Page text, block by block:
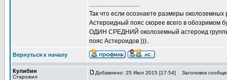
.................................
Так что если осознаете размеры
Астероидный пояс скорее всего в обозримом
ОДИН СРЕДНИЙ околоземный астероид
пояс Астероидов )))..
Вернуться к началу
Кулибин
Старожил
Добавлено: 25 Июл 2015 [17:54] Заголовок